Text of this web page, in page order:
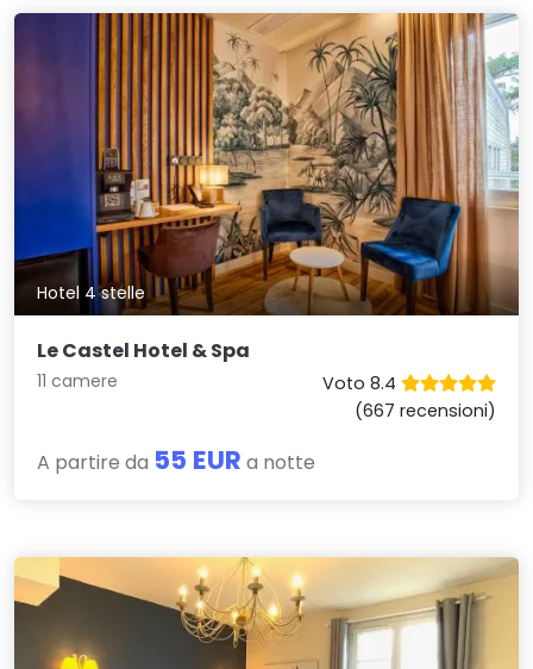
Hotel 4 stelle
Le Castel Hotel & Spa
11 camere
Voto 8.4
(667 recensioni)
A partire da 55 EUR a notte